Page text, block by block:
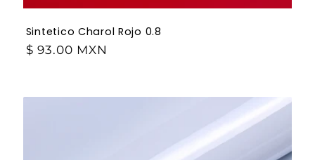
Sintetico Charol Rojo 0.8
$ 93.00 MXN